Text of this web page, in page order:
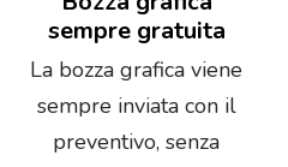
sempre gratuita
La bozza grafica viene
sempre inviata con il
preventivo, senza